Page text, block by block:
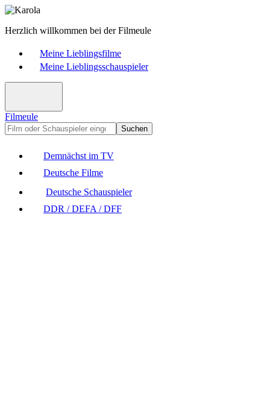
Herzlich willkommen bei der Filmeule
Meine Lieblingsfilme
Meine Lieblingsschauspieler
Filmeule
Suchen
Demnächst im TV
Deutsche Filme
Deutsche Schauspieler
DDR / DEFA / DFF